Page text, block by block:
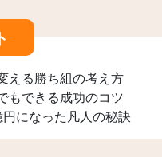
える勝ち組の考え方
もできる成功のコツ
円になった凡人の秘訣